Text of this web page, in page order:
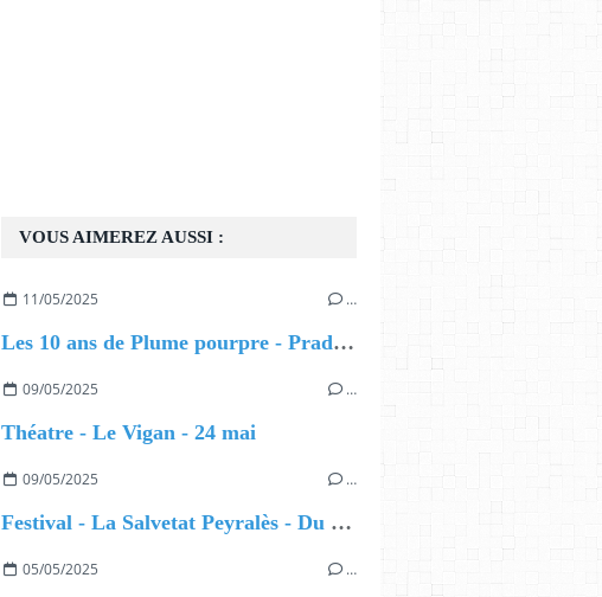
VOUS AIMEREZ AUSSI :
11/05/2025 …
Les 10 ans de Plume pourpre - Pradines - Du 27 au 31 mai
09/05/2025 …
Théatre - Le Vigan - 24 mai
09/05/2025 …
Festival - La Salvetat Peyralès - Du 23 au 25 mai
05/05/2025 …